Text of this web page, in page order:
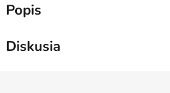
Popis
Diskusia